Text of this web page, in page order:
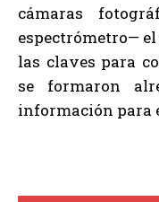
cámaras
espectrómetro—
las claves para
se formaron
información para